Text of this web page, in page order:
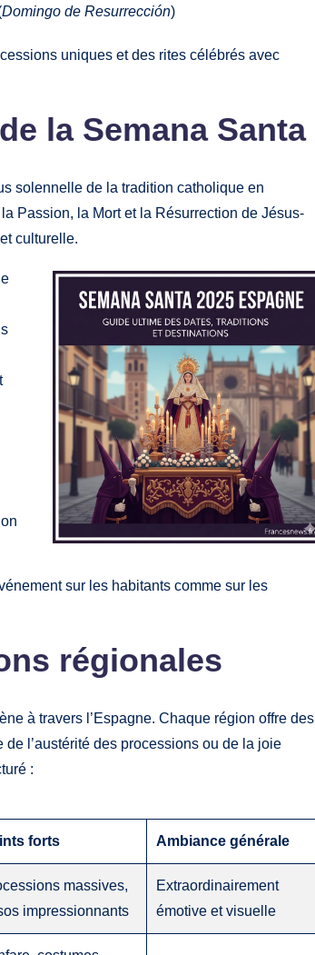
Domingo de Resurrección)
uniques et des rites célébrés avec
la Semana Santa
solennelle de la tradition catholique en
Passion, la Mort et la Résurrection de Jésus-
culturelle.
sur les habitants comme sur les
régionales
à travers l’Espagne. Chaque région offre des
de l’austérité des processions ou de la joie
:
forts Ambiance générale
massives,
impressionnants
Extraordinairement
émotive et visuelle